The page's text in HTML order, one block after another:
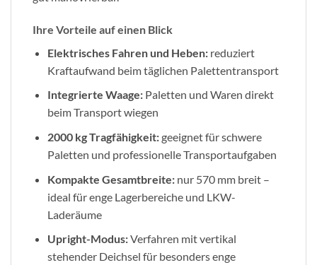
Ihre Vorteile auf einen Blick
Elektrisches Fahren und Heben:reduziert
Kraftaufwand beim täglichen Palettentransport
Integrierte Waage:Paletten und Waren direkt
beim Transport wiegen
2000 kg Tragfähigkeit:geeignet für schwere
Paletten und professionelle Transportaufgaben
Kompakte Gesamtbreite:nur 570 mm breit –
ideal für enge Lagerbereiche und LKW-
Laderäume
Upright-Modus:Verfahren mit vertikal
stehender Deichsel für besonders enge